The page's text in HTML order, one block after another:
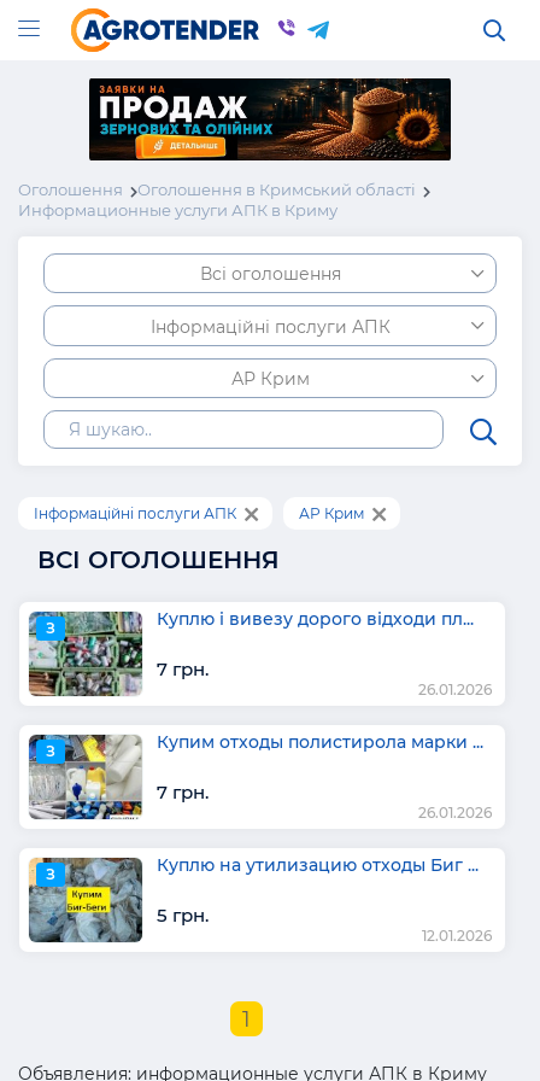
Оголошення
Оголошення в Кримський області
Информационные услуги АПК в Криму
Всі оголошення
Інформаційні послуги АПК
АР Крим
Інформаційні послуги АПК АР Крим
ВСІ ОГОЛОШЕННЯ
З Куплю і вивезу дорого відходи пл...
7 грн.
26.01.2026
З Купим отходы полистирола марки ...
7 грн.
26.01.2026
З Куплю на утилизацию отходы Биг ...
5 грн.
12.01.2026
1
Объявления: информационные услуги АПК в Криму